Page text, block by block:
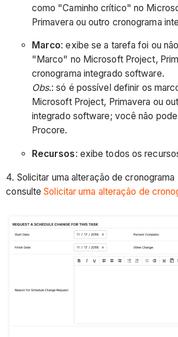
como "Caminho crítico" no
Primavera ou outro cronograma
Marco: exibe se a tarefa foi ou
"Marco" no Microsoft Project,
cronograma integrado software.
Obs.: só é possível definir os
Microsoft Project, Primavera ou
integrado software; você não
Procore.
Recursos: exibe todos os
4. Solicitar uma alteração de cronograma
consulteSolicitar uma alteração de